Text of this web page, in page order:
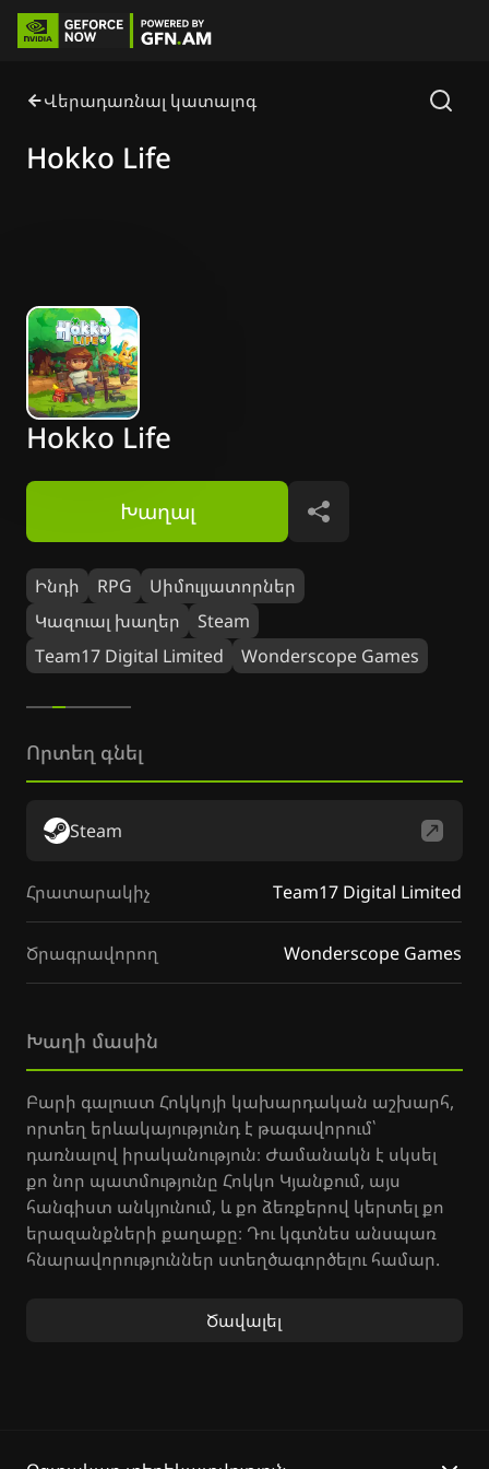
Վերադառնալ կատալոգ
Hokko Life
Hokko Life
Ինդի RPG
Սիմուլյատորներ
Կազուալ խաղեր
Steam
Team17 Digital Limited
Wonderscope Games
Խաղալ Կիսվել
Խաղի մասին
Բարի գալուստ Հոկկոյի կախարդական աշխարհ,
որտեղ երևակայությունդ է թագավորում՝
դառնալով իրականություն։ Ժամանակն է սկսել
քո նոր պատմությունը Հոկկո Կյանքում, այս
հանգիստ անկյունում, և քո ձեռքերով կերտել քո
երազանքների քաղաքը։ Դու կգտնես անսպառ
հնարավորություններ ստեղծագործելու համար.
արհեստագործությամբ, ձկնորսությամբ,
միջատների որսով և իրականացրու Կառուցել
Ծավալել
Որտեղ գնել
Steam
Հրատարակիչ Team17 Digital Limited
Ծրագրավորող Wonderscope Games